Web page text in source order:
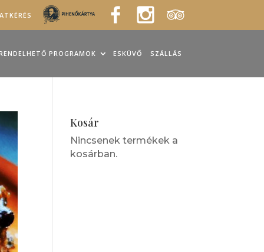
PROGRAMOK ESKÜVŐ SZÁLLÁS
Kosár
Nincsenek termékek a
kosárban.